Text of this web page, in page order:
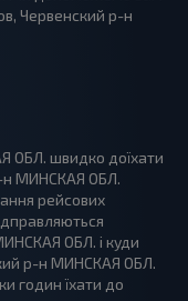
Червенский р-н
ОБЛ. швидко доїхати
н МИНСКАЯ ОБЛ.
рейсових
ОБЛ. і куди
р-н МИНСКАЯ ОБЛ.
годин їхати до